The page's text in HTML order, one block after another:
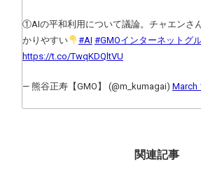
①AIの平和利用について議論。チャエンさ
かりやすい
#AI #GMOインターネットグ
https://t.co/TwqKDQltVU
— 熊谷正寿【GMO】 (@m_kumagai) March
関連記事